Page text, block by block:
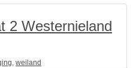
2 Westernieland
, weiland